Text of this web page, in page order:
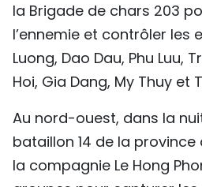
la Brigade de chars 203
l’ennemie et contrôler les
Luong, Dao Dau, Phu Luu,
Hoi, Gia Dang, My Thuy et
Au nord-ouest, dans la
bataillon 14 de la
la compagnie Le Hong